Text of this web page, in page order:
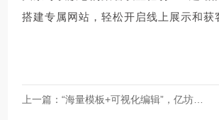
搭建专属网站，轻松开启线上展示和获
上一篇：“海量模板+可视化编辑”，亿坊